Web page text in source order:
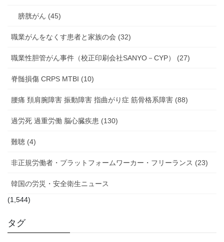
膀胱がん (45)
職業がんをなくす患者と家族の会 (32)
職業性胆管がん事件（校正印刷会社SANYO－CYP） (27)
脊髄損傷 CRPS MTBI (10)
腰痛 頚肩腕障害 振動障害 指曲がり症 筋骨格系障害 (88)
過労死 過重労働 脳心臓疾患 (130)
難聴 (4)
非正規労働者・プラットフォームワーカー・フリーランス (23)
韓国の労災・安全衛生ニュース
(1,544)
タグ